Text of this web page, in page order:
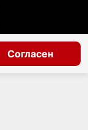
Согласен